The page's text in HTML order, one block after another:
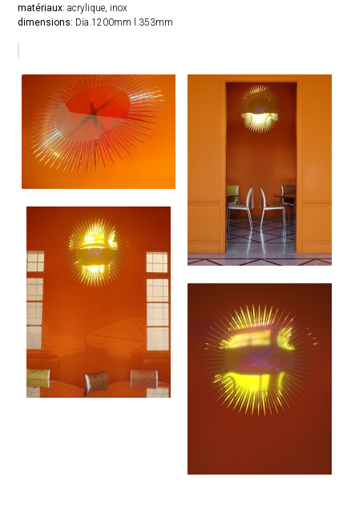
matériaux: acrylique, inox
dimensions: Dia.1200mm l.353mm